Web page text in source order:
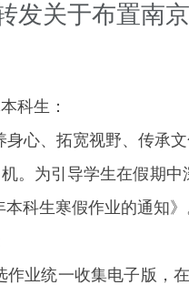
发关于布置南
科生：
身心、拓宽视野、传承
。为引导学生在假期
本科生寒假作业的通知》
作业统一收集电子版，